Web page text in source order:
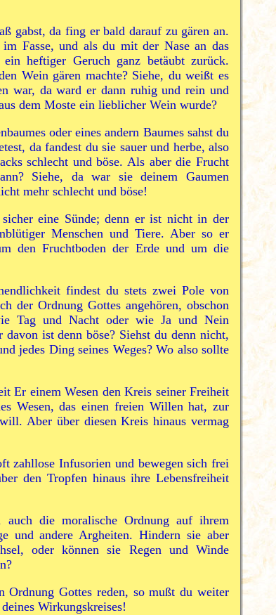
gabst, da fing er bald darauf zu gären an.
Fasse, und als du mit der Nase an das
heftiger Geruch ganz betäubt zurück.
Wein gären machte? Siehe, du weißt es
war, da ward er dann ruhig und rein und
dem Moste ein lieblicher Wein wurde?
oder eines andern Baumes sahst du
da fandest du sie sauer und herbe, also
schlecht und böse. Als aber die Frucht
Siehe, da war sie deinem Gaumen
mehr schlecht und böse!
eine Sünde; denn er ist nicht in der
Menschen und Tiere. Aber so er
den Fruchtboden der Erde und um die
findest du stets zwei Pole von
der Ordnung Gottes angehören, obschon
Tag und Nacht oder wie Ja und Nein
davon ist denn böse? Siehst du denn nicht,
jedes Ding seines Weges? Wo also sollte
Er einem Wesen den Kreis seiner Freiheit
Wesen, das einen freien Willen hat, zur
Aber über diesen Kreis hinaus vermag
zahllose Infusorien und bewegen sich frei
den Tropfen hinaus ihre Lebensfreiheit
auch die moralische Ordnung auf ihrem
und andere Argheiten. Hindern sie aber
oder können sie Regen und Winde
Ordnung Gottes reden, so mußt du weiter
Wirkungskreises!